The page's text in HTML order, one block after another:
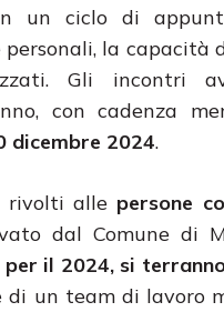
un ciclo di
la capacità
Gli incontri
con cadenza
dicembre 2024.
rivolti alle persone
dal Comune
il 2024, si
un team di lavoro